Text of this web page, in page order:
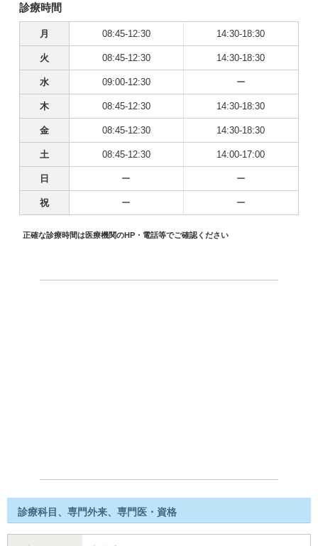
診療時間
月 08:45-12:30 14:30-18:30
火 08:45-12:30 14:30-18:30
水 09:00-12:30 ー
木 08:45-12:30 14:30-18:30
金 08:45-12:30 14:30-18:30
土 08:45-12:30 14:00-17:00
日 ー ー
祝 ー ー
正確な診療時間は医療機関のHP・電話等でご確認ください
診療科目、専門外来、専門医・資格